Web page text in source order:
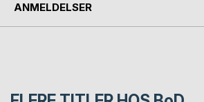
ANMELDELSER